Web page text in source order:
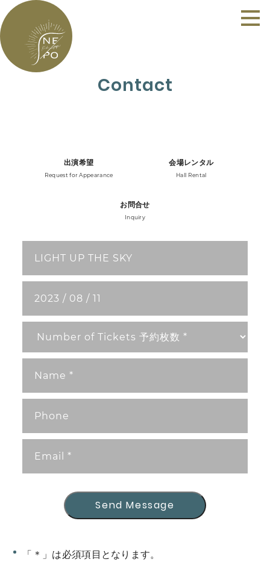
Contact
出演希望
Request for Appearance
会場レンタル
Hall Rental
お問合せ
Inquiry
Send Message
「＊」は必須項目となります。